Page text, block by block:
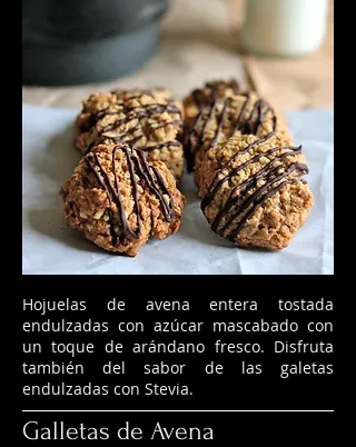
Galletas de Avena
Hojuelas de avena entera tostada
endulzadas con azúcar mascabado con
un toque de arándano fresco. Disfruta
también del sabor de las galetas
endulzadas con Stevia.